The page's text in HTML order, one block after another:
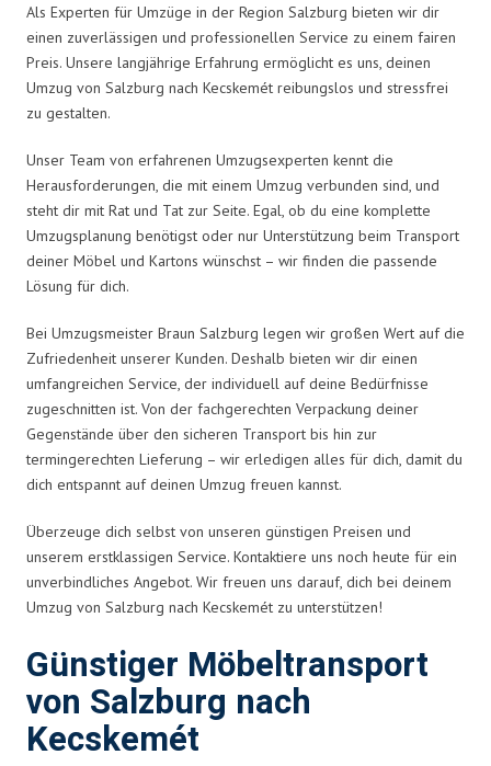
Als Experten für Umzüge in der Region Salzburg bieten wir dir
einen zuverlässigen und professionellen Service zu einem fairen
Preis. Unsere langjährige Erfahrung ermöglicht es uns, deinen
Umzug von Salzburg nach Kecskemét reibungslos und stressfrei
zu gestalten.
Unser Team von erfahrenen Umzugsexperten kennt die
Herausforderungen, die mit einem Umzug verbunden sind, und
steht dir mit Rat und Tat zur Seite. Egal, ob du eine komplette
Umzugsplanung benötigst oder nur Unterstützung beim Transport
deiner Möbel und Kartons wünschst – wir finden die passende
Lösung für dich.
Bei Umzugsmeister Braun Salzburg legen wir großen Wert auf die
Zufriedenheit unserer Kunden. Deshalb bieten wir dir einen
umfangreichen Service, der individuell auf deine Bedürfnisse
zugeschnitten ist. Von der fachgerechten Verpackung deiner
Gegenstände über den sicheren Transport bis hin zur
termingerechten Lieferung – wir erledigen alles für dich, damit du
dich entspannt auf deinen Umzug freuen kannst.
Überzeuge dich selbst von unseren günstigen Preisen und
unserem erstklassigen Service. Kontaktiere uns noch heute für ein
unverbindliches Angebot. Wir freuen uns darauf, dich bei deinem
Umzug von Salzburg nach Kecskemét zu unterstützen!
Günstiger Möbeltransport
von Salzburg nach
Kecskemét